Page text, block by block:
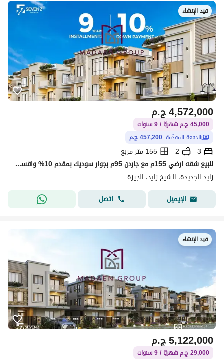
قيد الإنشاء
ج.م4,572,000
45,000 ج.م شهريًا / 9 سنوات
الدفعة المقدّمة: 457,200 ج.م
3
2
155 متر مربع
للبيع شقه ارضي 155م مع جاردن 95م بجوار سوديك بمقدم 10% واقساط حتي 9 سنوات
زايد الجديدة، الشيخ زايد، الجيزة
الإيميل
اتصل
قيد الإنشاء
ج.م5,122,000
29,000 ج.م شهريًا / 9 سنوات